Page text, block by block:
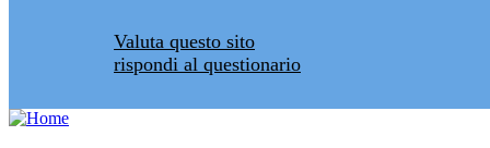
Valuta questo sito
rispondi al questionario